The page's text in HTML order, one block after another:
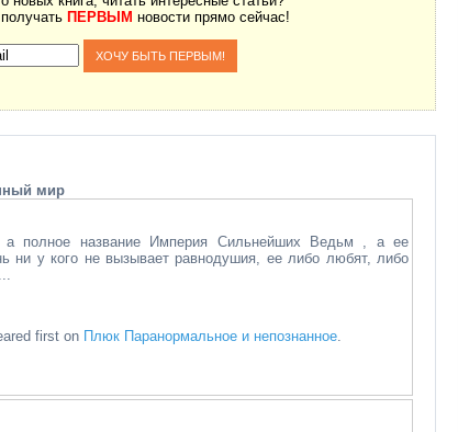
ПЕРВЫМ новости прямо сейчас!
мир
а полное название Империя Сильнейших Ведьм , а ее
ни у кого не вызывает равнодушия, ее либо любят, либо
first on Плюк Паранормальное и непознанное.